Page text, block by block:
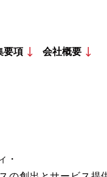
要項 会社概要
・